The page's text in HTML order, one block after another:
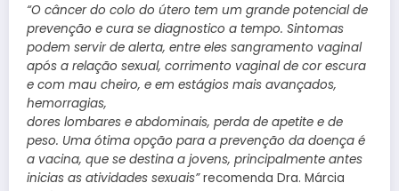
“O câncer do colo do útero tem um grande potencial de
prevenção e cura se diagnostico a tempo. Sintomas
podem servir de alerta, entre eles sangramento vaginal
após a relação sexual, corrimento vaginal de cor escura
e com mau cheiro, e em estágios mais avançados,
hemorragias,
dores lombares e abdominais, perda de apetite e de
peso. Uma ótima opção para a prevenção da doença é
a vacina, que se destina a jovens, principalmente antes
inicias as atividades sexuais”recomenda Dra. Márcia